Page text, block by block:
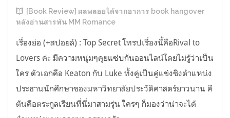
[Book Review] ผลพลอยได้จากอาการ book hangover
หลังอ่านสารพัน MM Romance
เรื่องย่อ (+สปอยล์) : Top Secret โทรปเรื่องนี้คือRival to
Lovers ค่ะ มีความหนุ่มๆคุยแซ่บกันออนไลน์โดยไม่รู้ว่าเป็น
ใคร ตัวเอกคือ Keaton กับ Luke ทั้งคู่เป็นคู่แข่งชิงตำแหน่ง
ประธานนักศึกษาของมหาวิทยาลัยประวัติศาสตร์ยาวนาน คี
ตันคือตระกูลเรียนที่นี่มาสามรุ่น ใครๆ ก็มองว่าน่าจะได้